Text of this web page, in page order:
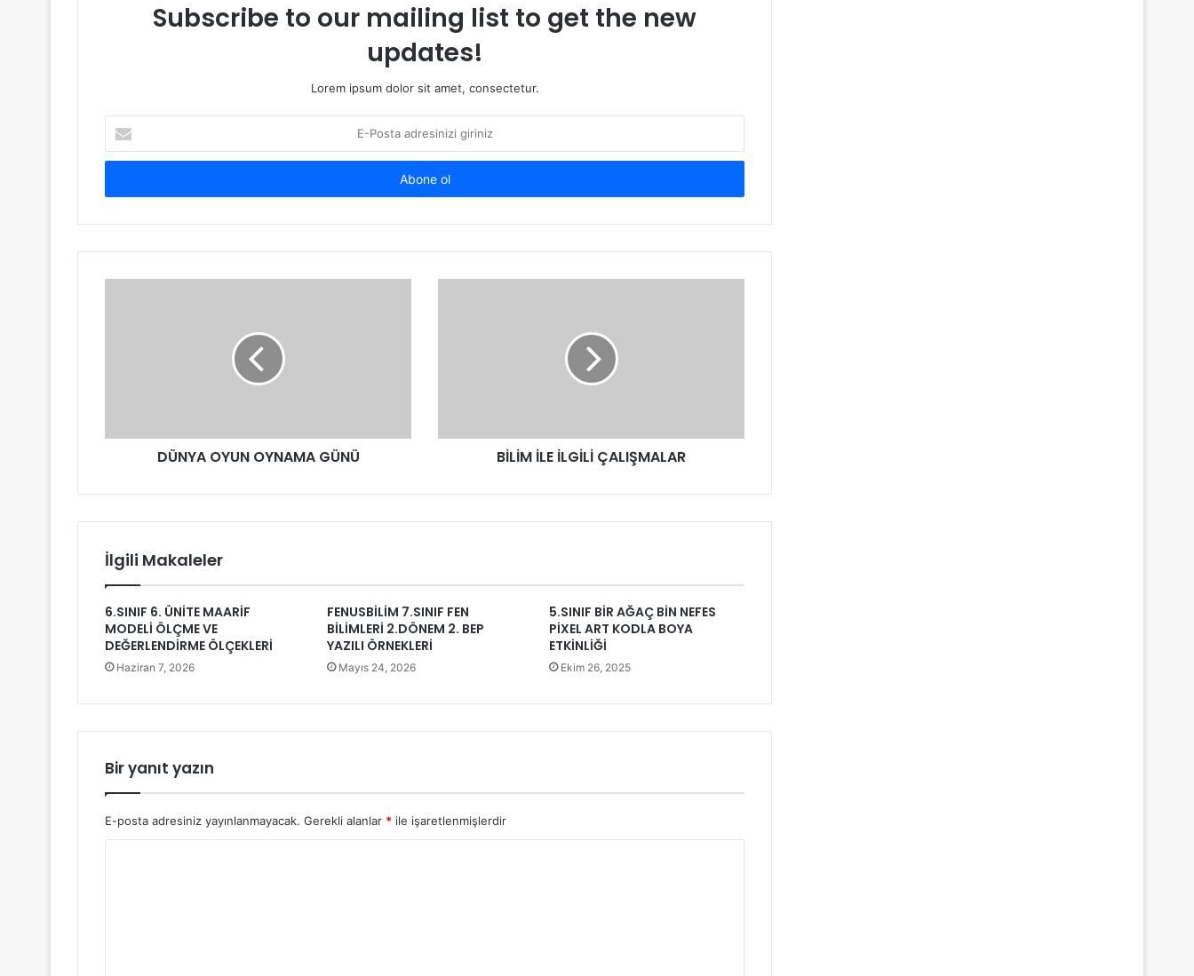
Subscribe to our mailing list to get the new
updates!
Lorem ipsum dolor sit amet, consectetur.
Posta
adresinizi
DÜNYA OYUN OYNAMA GÜNÜ BİLİM İLE İLGİLİ ÇALIŞMALAR
İlgili Makaleler
6.SINIF 6. ÜNİTE MAARİF
MODELİ ÖLÇME VE
DEĞERLENDİRME ÖLÇEKLERİ
Haziran 7, 2026
FENUSBİLİM 7.SINIF FEN
BİLİMLERİ 2.DÖNEM 2. BEP
YAZILI ÖRNEKLERİ
Mayıs 24, 2026
5.SINIF BİR AĞAÇ BİN NEFES
PİXEL ART KODLA BOYA
ETKİNLİĞİ
Ekim 26, 2025
Bir yanıt yazın
E-posta adresiniz yayınlanmayacak. Gerekli alanlar * ile işaretlenmişlerdir